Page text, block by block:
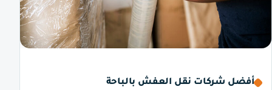
أفضل شركات نقل العفش بالباحة